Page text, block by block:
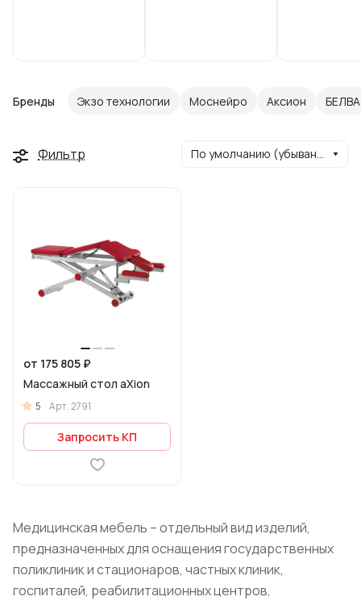
Бренды Экзо технологии Моснейро Аксион БЕЛВА
Фильтр По умолчанию (убывание)
от 175 805 ₽
Массажный стол aXion
5 Арт.2791
Запросить КП
Медицинская мебель – отдельный вид изделий,
предназначенных для оснащения государственных
поликлиник и стационаров, частных клиник,
госпиталей, реабилитационных центров,